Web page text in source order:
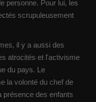
personne. Pour lui, les
scrupuleusement
il y a aussi des
atrocités et l'activisme
du pays. Le
la volonté du chef de
présence des enfants